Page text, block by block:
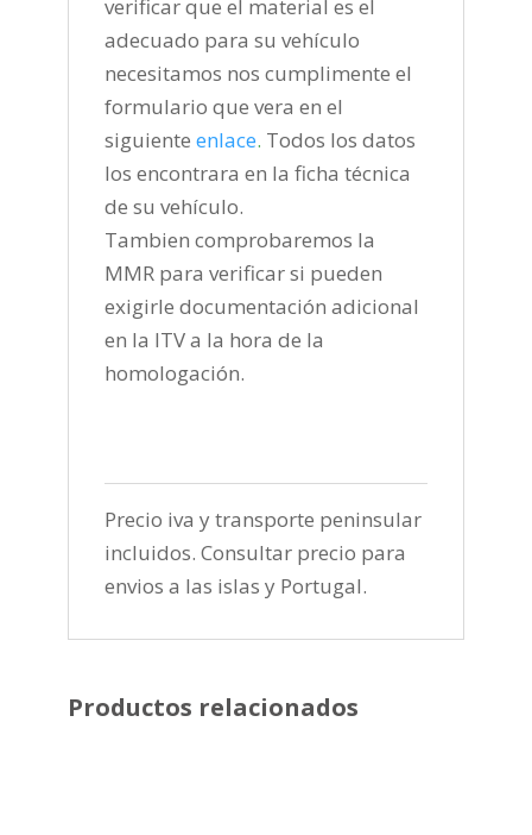
verificar que el material es el
adecuado para su vehículo
necesitamos nos cumplimente el
formulario que vera en el
siguiente enlace. Todos los datos
los encontrara en la ficha técnica
de su vehículo.
Tambien comprobaremos la
MMR para verificar si pueden
exigirle documentación adicional
en la ITV a la hora de la
homologación.
Precio iva y transporte peninsular
incluidos. Consultar precio para
envios a las islas y Portugal.
Productos relacionados